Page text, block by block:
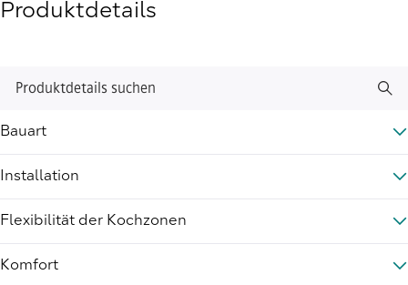
Produktdetails
Produktdetails suchen
Bauart
Installation
Flexibilität der Kochzonen
Komfort